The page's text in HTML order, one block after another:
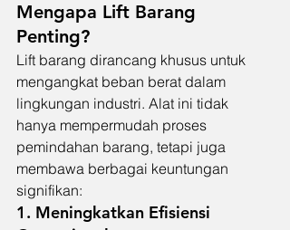
Mengapa Lift Barang
Penting?
Lift barang dirancang khusus untuk
mengangkat beban berat dalam
lingkungan industri. Alat ini tidak
hanya mempermudah proses
pemindahan barang, tetapi juga
membawa berbagai keuntungan
signifikan:
1. Meningkatkan Efisiensi